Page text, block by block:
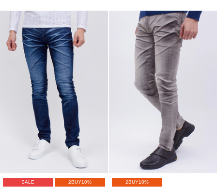
SALE 2BUY10% 2BUY10%